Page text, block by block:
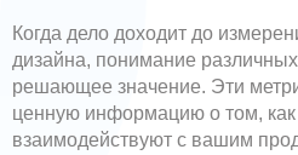
Когда дело доходит до
дизайна, понимание
решающее значение. Эти
ценную информацию о том, как
взаимодействуют с вашим